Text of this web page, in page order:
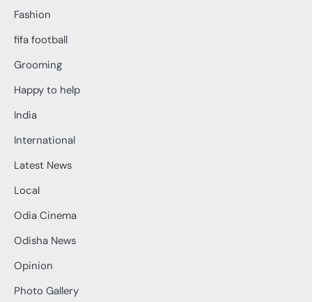
Fashion
fifa football
Grooming
Happy to help
India
International
Latest News
Local
Odia Cinema
Odisha News
Opinion
Photo Gallery